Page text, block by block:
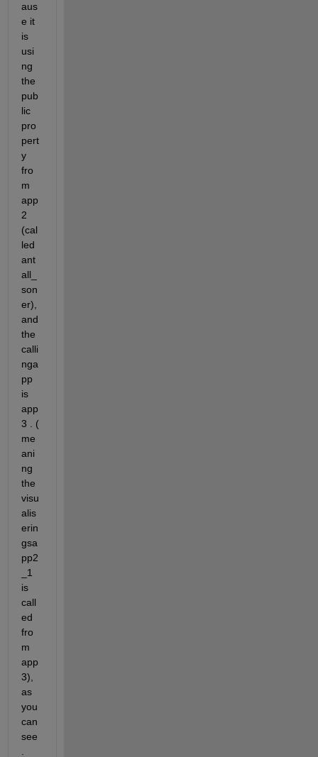
aus
e it
is
usi
ng
the
pub
lic
pro
pert
y
fro
m
app
2
(cal
led
ant
all_
son
er),
and
the
calli
nga
pp
is
app
3 . (
me
ani
ng
the
visu
alis
erin
gsa
pp2
_1
is
call
ed
fro
m
app
3),
as
you
can
see